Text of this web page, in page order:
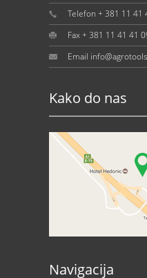
Telefon + 381 11 41
Fax + 381 11 41 41
Email
Kako do nas
Navigacija